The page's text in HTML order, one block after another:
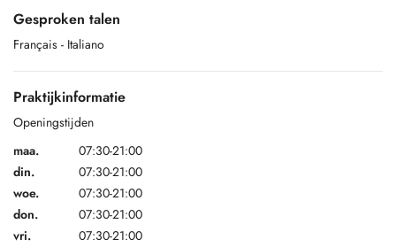
Gesproken talen
Français - Italiano
Praktijkinformatie
Openingstijden
maa.
07:30-21:00
din.
07:30-21:00
woe.
07:30-21:00
don.
07:30-21:00
vri.
07:30-21:00